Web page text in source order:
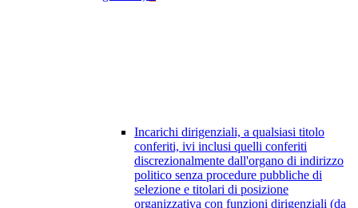
Incarichi dirigenziali, a qualsiasi titolo
conferiti, ivi inclusi quelli conferiti
discrezionalmente dall'organo di indirizzo
politico senza procedure pubbliche di
selezione e titolari di posizione
organizzativa con funzioni dirigenziali (da